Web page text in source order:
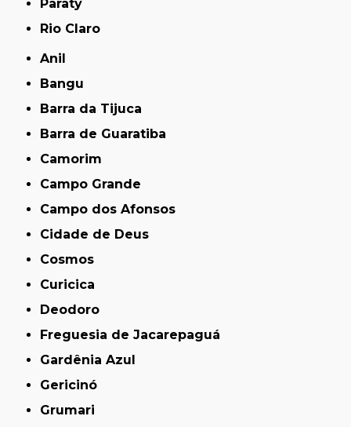
Paraty
Rio Claro
Anil
Bangu
Barra da Tijuca
Barra de Guaratiba
Camorim
Campo Grande
Campo dos Afonsos
Cidade de Deus
Cosmos
Curicica
Deodoro
Freguesia de Jacarepaguá
Gardênia Azul
Gericinó
Grumari